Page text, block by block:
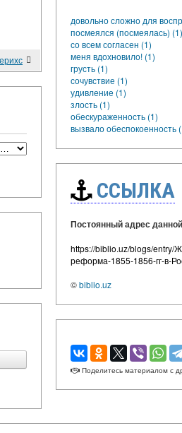
довольно сложно для
посмеялся (посмеялась) (1)
со всем согласен (1)
меня вдохновило! (1)
грусть (1)
сочувствие (1)
удивление (1)
злость (1)
обескураженность (1)
вызвало обеспокоенность
ССЫЛКА
Постоянный адрес
https://biblio.uz/blogs/entry/
реформа-1855-1856-гг-в-
©biblio.uz
Поделитесь материалом с